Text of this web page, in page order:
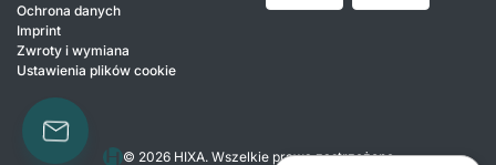
Ochrona danych
Imprint
Zwroty i wymiana
Ustawienia plików cookie
© 2026 HIXA. Wszelkie prawa zastrzeżone